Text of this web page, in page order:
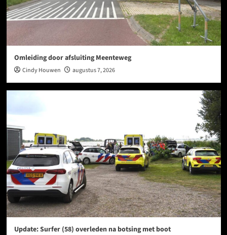
Omleiding door afsluiting Meenteweg
Cindy Houwen augustus 7, 2026
Update: Surfer (58) overleden na botsing met boot